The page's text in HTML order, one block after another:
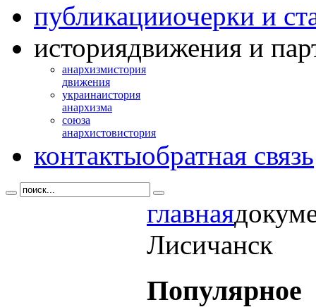
публикацииочерки и
историядвижения и
анархизмистория
движения
украинаистория
анархизма
союза
анархистовистория
контактыобратная связь
главная
Лисичанск
Популярное